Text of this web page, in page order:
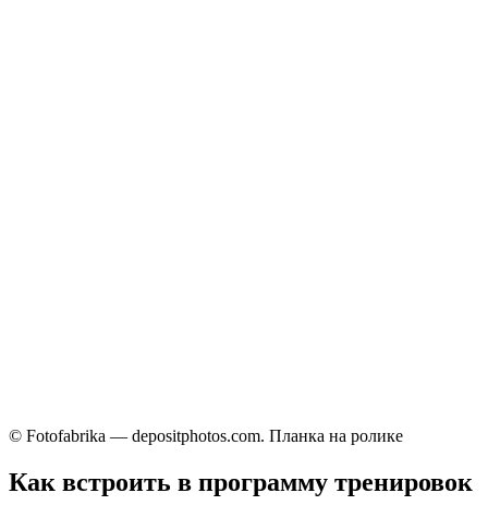
© Fotofabrika — depositphotos.com. Планка на ролике
Как встроить в программу тренировок